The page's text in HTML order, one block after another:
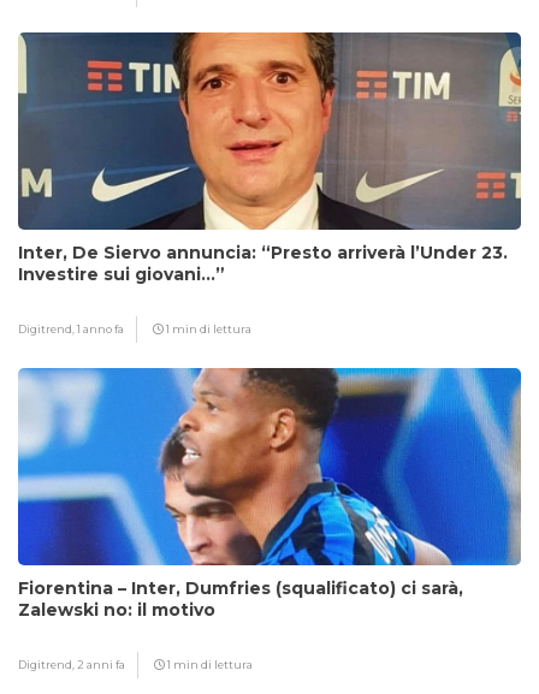
Inter, De Siervo annuncia: “Presto arriverà l’Under 23.
Investire sui giovani…”
Digitrend,1 anno fa 1 min di lettura
Fiorentina – Inter, Dumfries (squalificato) ci sarà,
Zalewski no: il motivo
Digitrend, 2 anni fa 1 min di lettura